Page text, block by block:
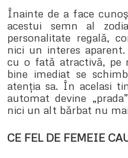
Înainte de a face
acestui semn al
personalitate regală,
nici un interes
cu o fată atractivă, pe
bine imediat se
atenția sa. În acelasi
automat devine
nici un alt bărbat nu
CE FEL DE FEMEIE